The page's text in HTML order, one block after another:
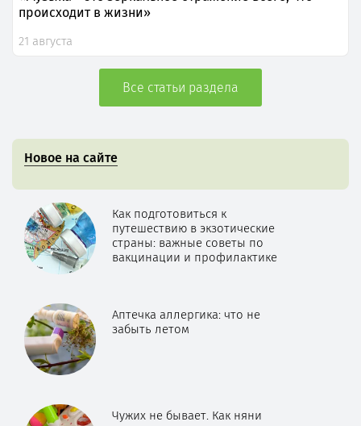
происходит в жизни»
21 августа
Все статьи раздела
Новое на сайте
Как подготовиться к
путешествию в экзотические
страны: важные советы по
вакцинации и профилактике
Аптечка аллергика: что не
забыть летом
Чужих не бывает. Как няни